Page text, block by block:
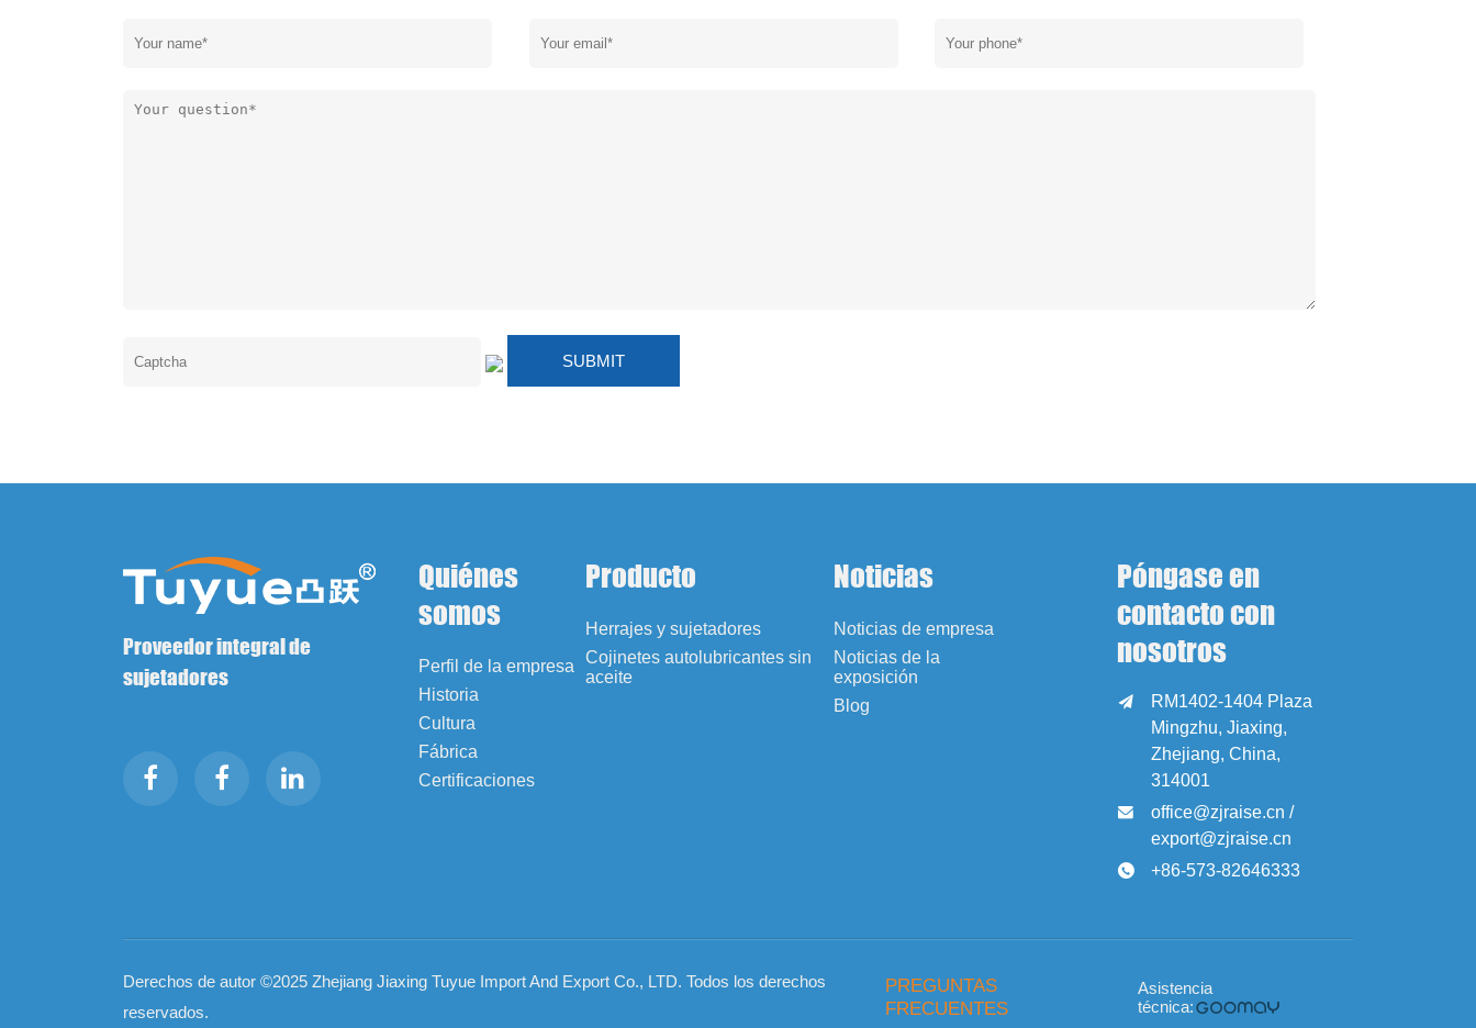
Proveedor integral de
sujetadores
Quiénes
somos
Perfil de la empresa
Historia
Cultura
Fábrica
Certificaciones
Producto
Herrajes y sujetadores
Cojinetes autolubricantes sin
aceite
Noticias
Noticias de empresa
Noticias de la
exposición
Blog
Póngase en
contacto con
nosotros

RM1402-1404 Plaza
Mingzhu, Jiaxing,
Zhejiang, China,
314001

office@zjraise.cn /
export@zjraise.cn
 +86-573-82646333
Derechos de autor ©2025 Zhejiang Jiaxing Tuyue Import And Export Co., LTD. Todos los derechos
reservados.
PREGUNTAS
FRECUENTES
Asistencia
técnica: